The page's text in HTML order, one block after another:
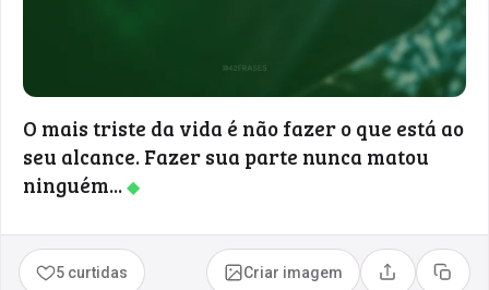
O mais triste da vida é não fazer o que está ao
seu alcance. Fazer sua parte nunca matou
ninguém...◆
5 curtidas Criar imagem Compartilhar
Copiar